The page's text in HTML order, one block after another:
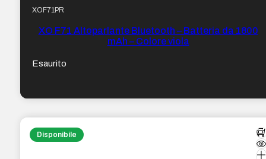
XOF71PR
XO F71 Altoparlante Bluetooth – Batteria da 1800
mAh – Colore viola
Esaurito
Disponibile